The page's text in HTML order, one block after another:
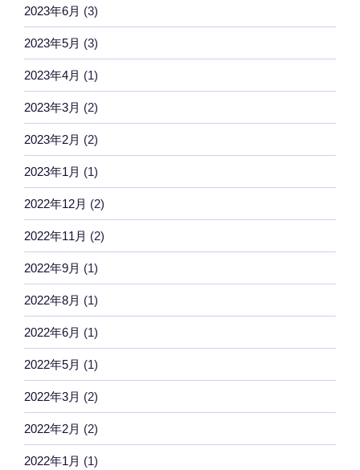
2023年6月 (3)
2023年5月 (3)
2023年4月 (1)
2023年3月 (2)
2023年2月 (2)
2023年1月 (1)
2022年12月 (2)
2022年11月 (2)
2022年9月 (1)
2022年8月 (1)
2022年6月 (1)
2022年5月 (1)
2022年3月 (2)
2022年2月 (2)
2022年1月 (1)